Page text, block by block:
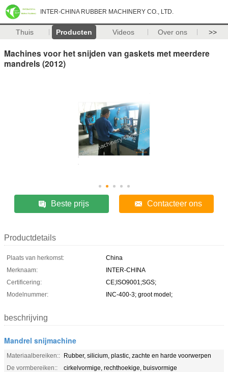
INTER-CHINA RUBBER MACHINERY CO., LTD.
Thuis Producten Videos Over ons >>
Machines voor het snijden van gaskets met meerdere
mandrels (2012)
Beste prijs Contacteer ons
Productdetails
Plaats van herkomst:
China
Merknaam:
INTER-CHINA
Certificering:
CE;ISO9001;SGS;
Modelnummer:
INC-400-3; groot model;
beschrijving
Mandrel snijmachine
Materiaalbereiken:: Rubber, silicium, plastic, zachte en harde voorwerpen
De vormbereiken::
cirkelvormige, rechthoekige, buisvormige